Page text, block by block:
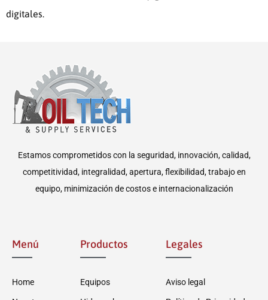
digitales.
Estamos comprometidos con la seguridad, innovación, calidad,
competitividad, integralidad, apertura, flexibilidad, trabajo en
equipo, minimización de costos e internacionalización
Menú
Home
Productos
Equipos
Legales
Aviso legal